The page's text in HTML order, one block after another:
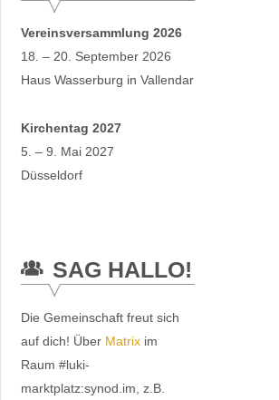
Vereinsversammlung 2026
18. – 20. September 2026
Haus Wasserburg in Vallendar
Kirchentag 2027
5. – 9. Mai 2027
Düsseldorf
SAG HALLO!
Die Gemeinschaft freut sich
auf dich! Über Matrixim
Raum #luki-
marktplatz:synod.im, z.B.